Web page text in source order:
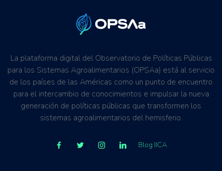
La plataforma digital del Observatorio de Políticas Públicas
para los Sistemas Agroalimentarios (OPSAa) está al servicio
de los países de las Américas como un punto de encuentro
para el intercambio de conocimientos e impulsar la nueva
generación de políticas públicas que transformen los
sistemas agroalimentarios del hemisferio.
Blog IICA